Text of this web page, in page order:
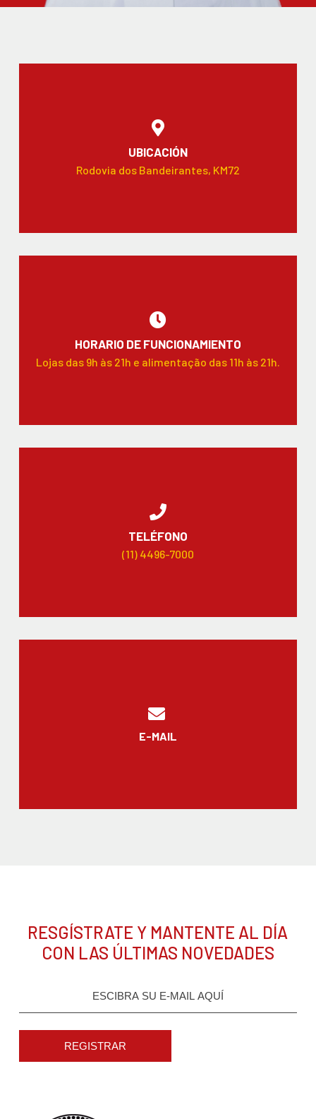
UBICACIÓN
Rodovia dos Bandeirantes, KM72
HORARIO DE FUNCIONAMIENTO
Lojas das 9h às 21h e alimentação das 11h às 21h.
TELÉFONO
(11) 4496-7000
E-MAIL
RESGÍSTRATE Y MANTENTE AL DÍA
CON LAS ÚLTIMAS NOVEDADES
REGISTRAR